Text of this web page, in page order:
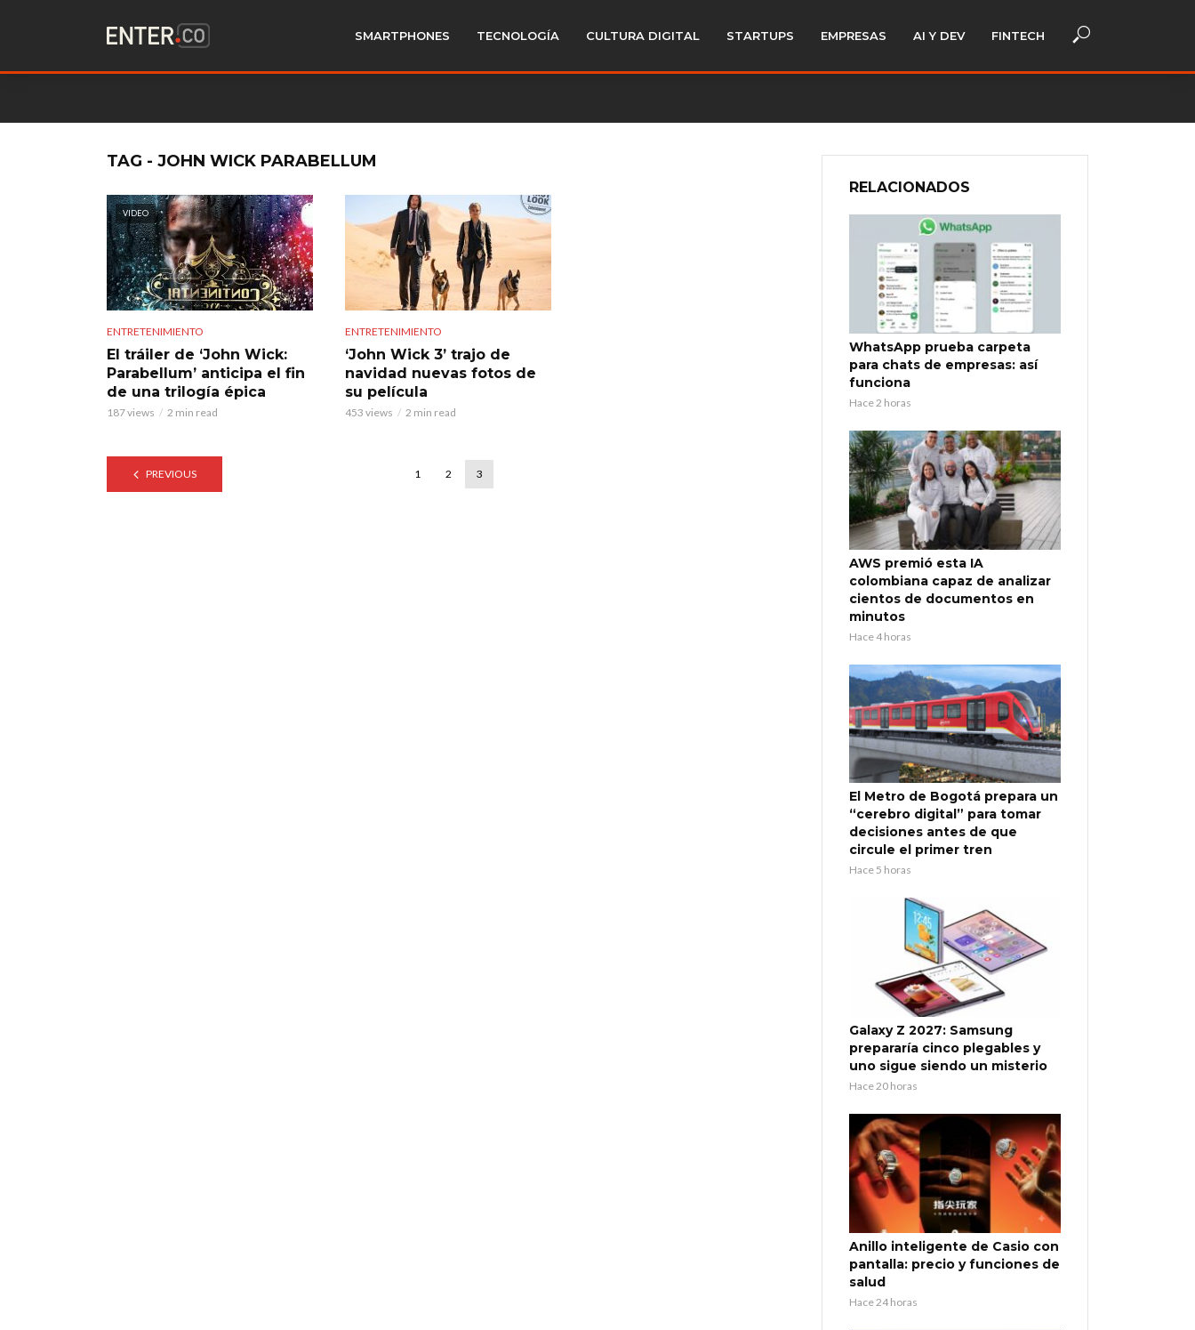
SMARTPHONES TECNOLOGÍA CULTURA DIGITAL STARTUPS EMPRESAS AI Y DEV FINTECH
TAG - JOHN WICK PARABELLUM
VIDEO
ENTRETENIMIENTO
El tráiler de ‘John Wick:
Parabellum’ anticipa el fin
de una trilogía épica
187 views 2 min read
ENTRETENIMIENTO
‘John Wick 3’ trajo de
navidad nuevas fotos de
su película
453 views 2 min read
PREVIOUS 1 2 3
RELACIONADOS
WhatsApp prueba carpeta
para chats de empresas: así
funciona
Hace 2 horas
AWS premió esta IA
colombiana capaz de analizar
cientos de documentos en
minutos
Hace 4 horas
El Metro de Bogotá prepara un
“cerebro digital” para tomar
decisiones antes de que
circule el primer tren
Hace 5 horas
Galaxy Z 2027: Samsung
prepararía cinco plegables y
uno sigue siendo un misterio
Hace 20 horas
Anillo inteligente de Casio con
pantalla: precio y funciones de
salud
Hace 24 horas